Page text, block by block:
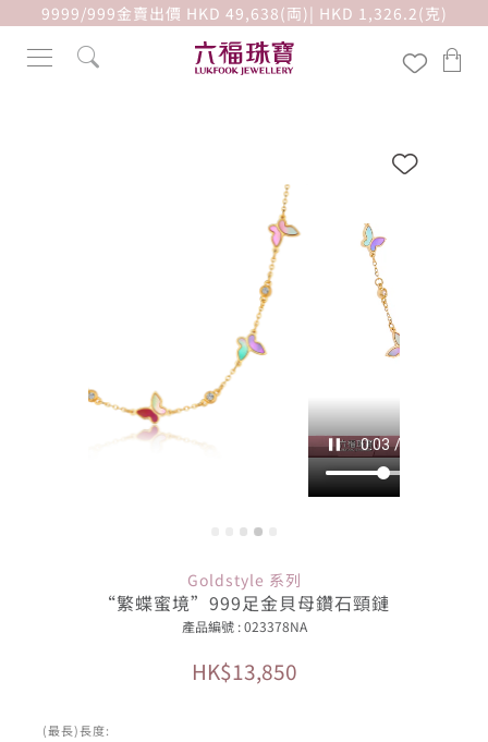
9999/999金賣出價 HKD 49,638(両)| HKD 1,326.2(克)
Goldstyle 系列
“繁蝶蜜境”999足金貝母鑽石頸鏈
產品編號 : 023378NA
HK$13,850
(最長)長度: